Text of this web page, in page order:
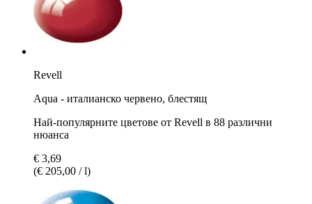
Revell
Aqua - италианско червено, блестящ
Най-популярните цветове от Revell в 88 различни
нюанса
€ 3,69
(€ 205,00 / l)